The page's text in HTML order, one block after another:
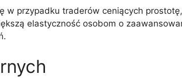
w przypadku traderów ceniących prostotę,
elastyczność osobom o